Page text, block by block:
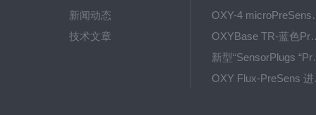
新闻动态
技术文章
OXY-4
OXYBase TR-蓝色
新型